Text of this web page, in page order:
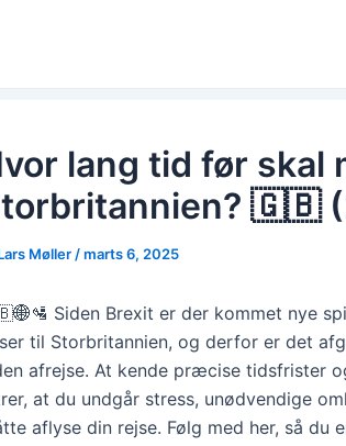
lang tid før skal
🇬🇧
Møller /marts 6, 2025
Siden Brexit er der kommet nye
til Storbritannien, og derfor er det
afrejse. At kende præcise tidsfrister
at du undgår stress, unødvendige
aflyse din rejse. Følg med her, så du